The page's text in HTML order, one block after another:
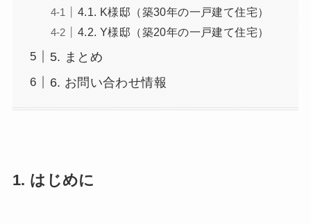
4.1. K様邸（築30年の一戸建て住宅）
4.2. Y様邸（築20年の一戸建て住宅）
5. まとめ
6. お問い合わせ情報
1. はじめに